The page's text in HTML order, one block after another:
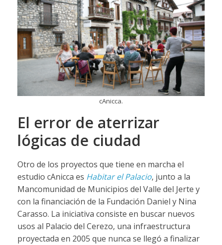
cAnicca.
El error de aterrizar
lógicas de ciudad
Otro de los proyectos que tiene en marcha el
estudio cAnicca es Habitar el Palacio, junto a la
Mancomunidad de Municipios del Valle del Jerte y
con la financiación de la Fundación Daniel y Nina
Carasso. La iniciativa consiste en buscar nuevos
usos al Palacio del Cerezo, una infraestructura
proyectada en 2005 que nunca se llegó a finalizar